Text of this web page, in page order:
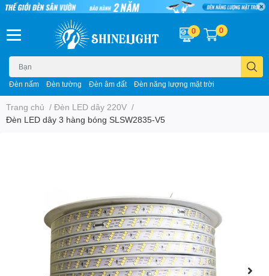
Đèn nấm Đèn tường Đèn âm đất Đèn năng lượng mặt trời
0 0
Trang chủ / Đèn LED dây 220V /
Đèn LED dây 3 hàng bóng SLSW2835-V5